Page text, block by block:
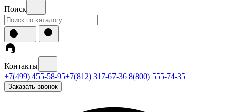
Поиск
Контакты
+7(499) 455-58-95+7(812) 317-67-36 8(800) 555-74-35
Заказать звонок